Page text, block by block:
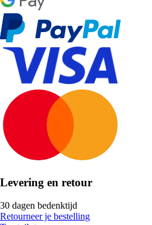
Levering en retour
30 dagen bedenktijd
Retourneer je bestelling